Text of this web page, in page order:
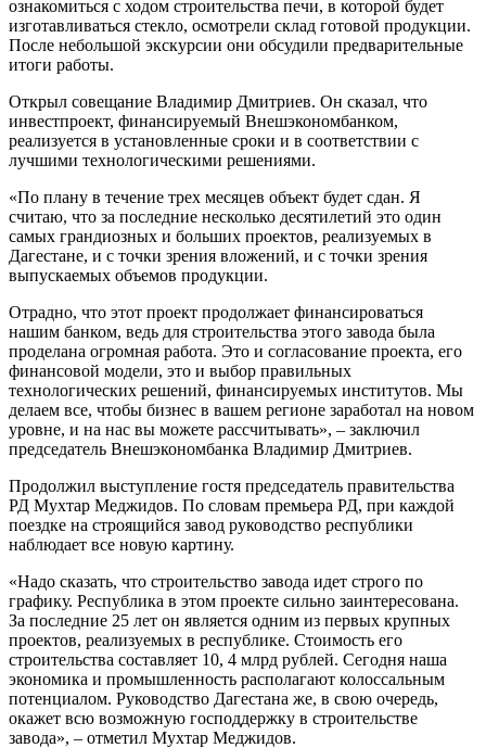
ознакомиться с ходом строительства печи, в которой будет
изготавливаться стекло, осмотрели склад готовой продукции.
После небольшой экскурсии они обсудили предварительные
итоги работы.
Открыл совещание Владимир Дмитриев. Он сказал, что
инвестпроект, финансируемый Внешэкономбанком,
реализуется в установленные сроки и в соответствии с
лучшими технологическими решениями.
«По плану в течение трех месяцев объект будет сдан. Я
считаю, что за последние несколько десятилетий это один
самых грандиозных и больших проектов, реализуемых в
Дагестане, и с точки зрения вложений, и с точки зрения
выпускаемых объемов продукции.
Отрадно, что этот проект продолжает финансироваться
нашим банком, ведь для строительства этого завода была
проделана огромная работа. Это и согласование проекта, его
финансовой модели, это и выбор правильных
технологических решений, финансируемых институтов. Мы
делаем все, чтобы бизнес в вашем регионе заработал на новом
уровне, и на нас вы можете рассчитывать», – заключил
председатель Внешэкономбанка Владимир Дмитриев.
Продолжил выступление гостя председатель правительства
РД Мухтар Меджидов. По словам премьера РД, при каждой
поездке на строящийся завод руководство республики
наблюдает все новую картину.
«Надо сказать, что строительство завода идет строго по
графику. Республика в этом проекте сильно заинтересована.
За последние 25 лет он является одним из первых крупных
проектов, реализуемых в республике. Стоимость его
строительства составляет 10, 4 млрд рублей. Сегодня наша
экономика и промышленность располагают колоссальным
потенциалом. Руководство Дагестана же, в свою очередь,
окажет всю возможную господдержку в строительстве
завода», – отметил Мухтар Меджидов.